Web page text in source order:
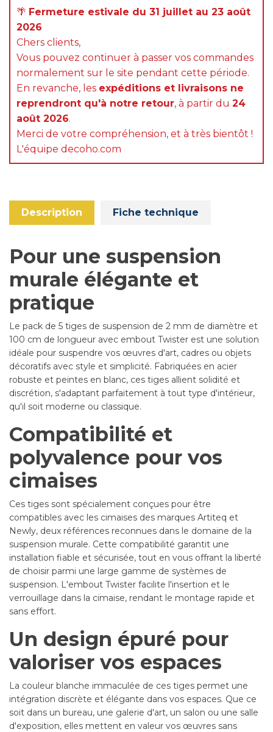
🌴 Fermeture estivale du 31 juillet au 23 août
2026
Chers clients,
Vous pouvez continuer à passer vos commandes
normalement sur le site pendant cette période.
En revanche, les expéditions et livraisons ne
reprendront qu'à notre retour, à partir du 24
août 2026.
Merci de votre compréhension, et à très bientôt !
L'équipe decoho.com
Description Fiche technique
Pour une suspension
murale élégante et
pratique
Le pack de 5 tiges de suspension de 2 mm de diamètre et
100 cm de longueur avec embout Twister est une solution
idéale pour suspendre vos œuvres d'art, cadres ou objets
décoratifs avec style et simplicité. Fabriquées en acier
robuste et peintes en blanc, ces tiges allient solidité et
discrétion, s'adaptant parfaitement à tout type d'intérieur,
qu'il soit moderne ou classique.
Compatibilité et
polyvalence pour vos
cimaises
Ces tiges sont spécialement conçues pour être
compatibles avec les cimaises des marques Artiteq et
Newly, deux références reconnues dans le domaine de la
suspension murale. Cette compatibilité garantit une
installation fiable et sécurisée, tout en vous offrant la liberté
de choisir parmi une large gamme de systèmes de
suspension. L'embout Twister facilite l'insertion et le
verrouillage dans la cimaise, rendant le montage rapide et
sans effort.
Un design épuré pour
valoriser vos espaces
La couleur blanche immaculée de ces tiges permet une
intégration discrète et élégante dans vos espaces. Que ce
soit dans un bureau, une galerie d'art, un salon ou une salle
d'exposition, elles mettent en valeur vos œuvres sans